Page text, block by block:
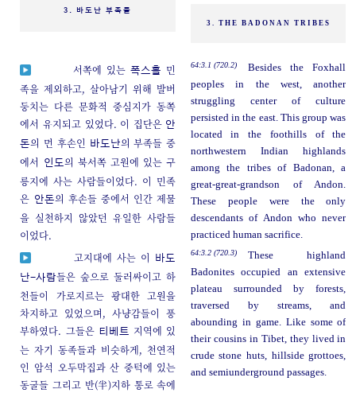
3. 바도난 부족들
3. THE BADONAN TRIBES
서쪽에 있는폭스홀
민
족을 제외하고, 살아남기 위해 발버
둥치는 다른 문화적 중심지가 동쪽
에서 유지되고 있었다. 이 집단은 안
돈의 먼 후손인 바도난의 부족들 중
에서
인도의 북서쪽 고원에 있는 구
릉지에 사는 사람들이었다. 이 민족
은 안돈의 후손들 중에서 인간 제물
을 실천하지 않았던 유일한 사람들
이었다.
64:3.1 (720.2)
Besides the Foxhall
peoples in the west, another
struggling center of culture
persisted in the east. This group was
located in the foothills of the
northwestern Indian highlands
among the tribes of Badonan, a
great-great-grandson of Andon.
These people were the only
descendants of Andon who never
practiced human sacrifice.
고지대에 사는 이
바도
난-사람들은 숲으로 둘러싸이고 하
천들이 가로지르는 광대한 고원을
차지하고 있었으며, 사냥감들이 풍
부하였다. 그들은 티베트 지역에 있
는 자기 동족들과 비슷하게, 천연적
인 암석 오두막집과 산 중턱에 있는
동굴들 그리고 반(半)지하 통로 속에
64:3.2 (720.3)
These highland
Badonites occupied an extensive
plateau surrounded by forests,
traversed by streams, and
abounding in game. Like some of
their cousins in Tibet, they lived in
crude stone huts, hillside grottoes,
and semiunderground passages.